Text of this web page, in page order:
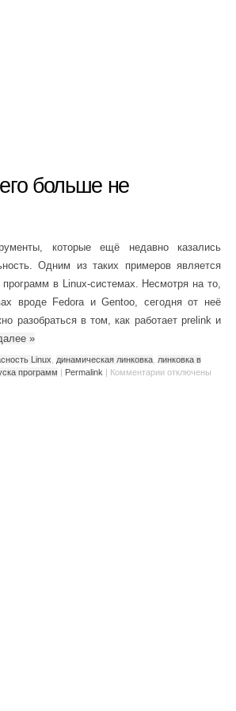
больше не
которые ещё недавно казались
Одним из таких примеров является
в Linux-системах. Несмотря на то,
вроде Fedora и Gentoo, сегодня от неё
разобраться в том, как работает prelink и
»
Linux динамическая линковка линковка в
программ | Permalink | Комментарии отключены